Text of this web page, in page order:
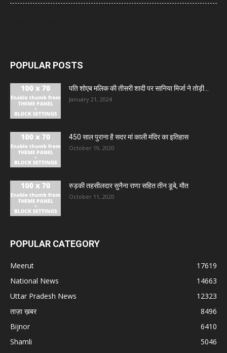
POPULAR POSTS
पति शोएब मलिक की तीसरी शादी पर सानिया मिर्जा ने तोड़ी...
January 21, 2024
450 साल पुराना है सदर मां काली मंदिर का इतिहास
October 19, 2020
रुड़की तहसीलदार सुनैना राणा सहित तीन डूबे, मौत
October 11, 2020
POPULAR CATEGORY
Meerut
17619
National News
14663
Uttar Pradesh News
12323
ताज़ा ख़बर
8496
Bijnor
6410
Shamli
5046